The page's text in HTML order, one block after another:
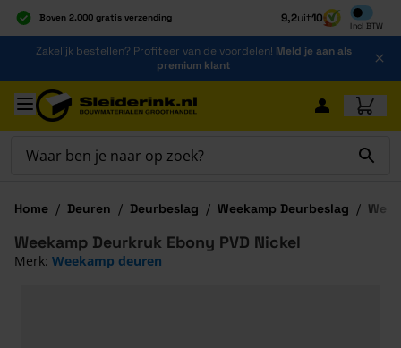
Boven 2.000 gratis verzending
Al 40 jaar dé specialist
Alles onder één dak
9,2uit10
Incl BTW
Inclusief
Ga naar de inhoud
Zakelijk bestellen? Profiteer van de voordelen! Meld je aan als
premium klant
Ga naar hoofdinhoud
Home / Deuren / Deurbeslag / Weekamp Deurbeslag /
Weekamp Deurkruk Ebony PVD Nickel
Merk: Weekamp deuren